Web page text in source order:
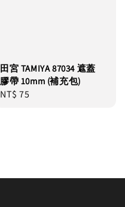
田宮 TAMIYA 87034 遮蓋
膠帶 10mm (補充包)
Regular
NT$ 75